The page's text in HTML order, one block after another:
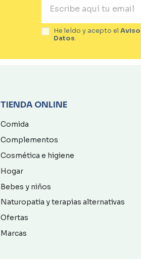
He leído y acepto el
Datos.
TIENDA ONLINE
Comida
Complementos
Cosmética e higiene
Hogar
Bebes y niños
Naturopatia y terapias alternativas
Ofertas
Marcas